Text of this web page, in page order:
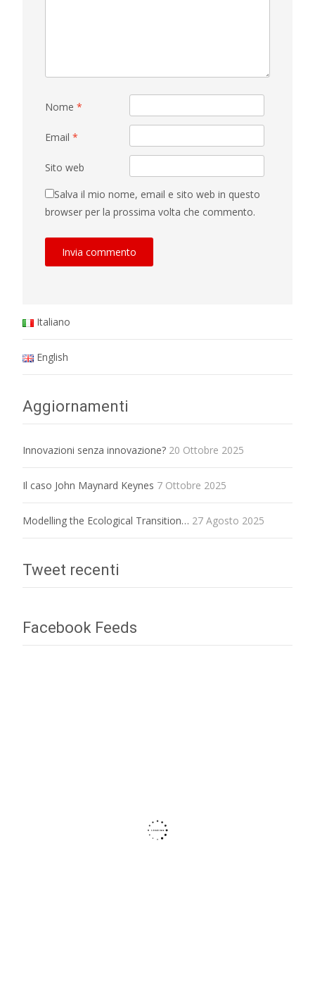
Nome *
Email *
Sito web
Salva il mio nome, email e sito web in questo
browser per la prossima volta che commento.
Italiano
English
Aggiornamenti
Innovazioni senza innovazione? 20 Ottobre 2025
Il caso John Maynard Keynes 7 Ottobre 2025
Modelling the Ecological Transition… 27 Agosto 2025
Tweet recenti
Facebook Feeds